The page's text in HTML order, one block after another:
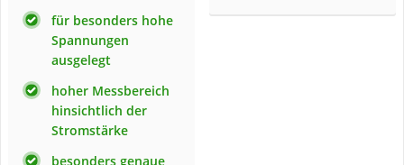
für besonders hohe
Spannungen
ausgelegt
hoher Messbereich
hinsichtlich der
Stromstärke
besonders genaue